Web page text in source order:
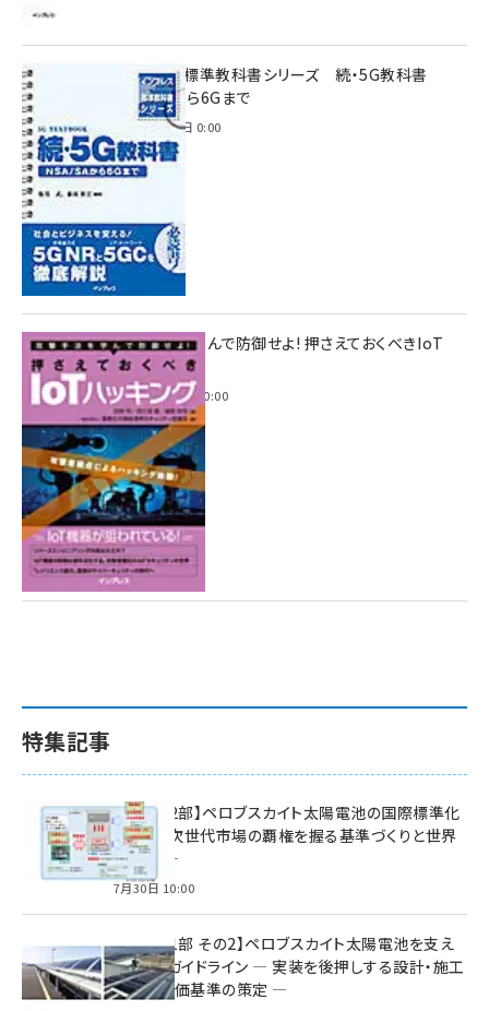
インプレス標準教科書シリーズ 続・5G教科書
NSA/SAから6Gまで
2023年4月3日 0:00
攻撃手法を学んで防御せよ! 押さえておくべきIoT
ハッキング
2022年6月14日 0:00
特集記事
特集【第2部】ペロブスカイト太陽電池の国際標準化
戦略 ― 次世代市場の覇権を握る基準づくりと世界
の動向 ―
7月30日 10:00
特集【第1部 その2】ペロブスカイト太陽電池を支え
る2つのガイドライン ― 実装を後押しする設計・施工
方針と評価基準の策定 ―